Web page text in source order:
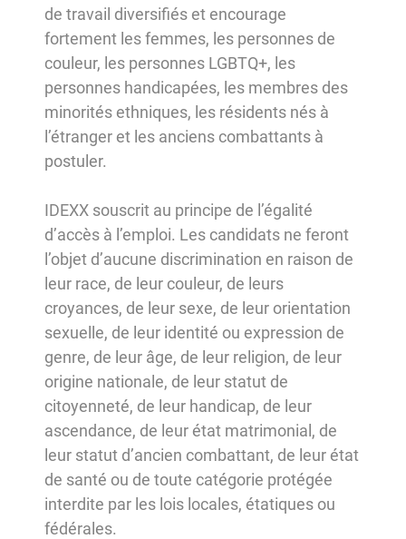
de travail diversifiés et encourage
fortement les femmes, les personnes de
couleur, les personnes LGBTQ+, les
personnes handicapées, les membres des
minorités ethniques, les résidents nés à
l’étranger et les anciens combattants à
postuler.
IDEXX souscrit au principe de l’égalité
d’accès à l’emploi. Les candidats ne feront
l’objet d’aucune discrimination en raison de
leur race, de leur couleur, de leurs
croyances, de leur sexe, de leur orientation
sexuelle, de leur identité ou expression de
genre, de leur âge, de leur religion, de leur
origine nationale, de leur statut de
citoyenneté, de leur handicap, de leur
ascendance, de leur état matrimonial, de
leur statut d’ancien combattant, de leur état
de santé ou de toute catégorie protégée
interdite par les lois locales, étatiques ou
fédérales.